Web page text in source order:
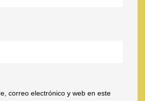
correo electrónico y web en este